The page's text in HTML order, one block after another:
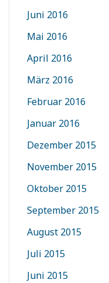
Juni 2016
Mai 2016
April 2016
März 2016
Februar 2016
Januar 2016
Dezember 2015
November 2015
Oktober 2015
September 2015
August 2015
Juli 2015
Juni 2015